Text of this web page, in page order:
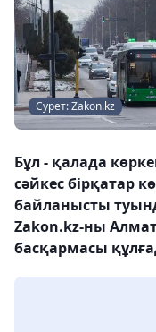
Сурет: Zakon.kz
Бұл - қалада
сәйкес бірқатар
байланысты
Zakon.kz-ны
басқармасы